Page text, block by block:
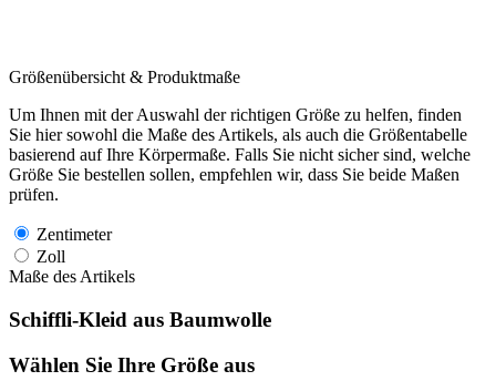
Größenübersicht & Produktmaße
Um Ihnen mit der Auswahl der richtigen Größe zu helfen, finden
Sie hier sowohl die Maße des Artikels, als auch die Größentabelle
basierend auf Ihre Körpermaße. Falls Sie nicht sicher sind, welche
Größe Sie bestellen sollen, empfehlen wir, dass Sie beide Maßen
prüfen.
Zentimeter
Zoll
Maße des Artikels
Schiffli-Kleid aus Baumwolle
Wählen Sie Ihre Größe aus